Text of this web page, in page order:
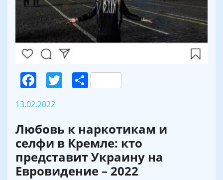
Facebook
Twitter
Поділитися
13.02.2022
Любовь к наркотикам и
селфи в Кремле: кто
представит Украину на
Евровидение – 2022